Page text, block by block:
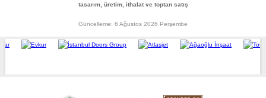
tasarım, üretim, ithalat ve toptan satış
Güncelleme: 6 Ağustos 2026 Perşembe